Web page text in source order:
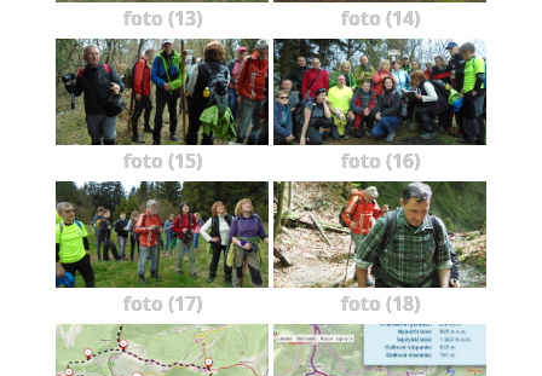
foto (13) foto (14)
foto (15) foto (16)
foto (17) foto (18)